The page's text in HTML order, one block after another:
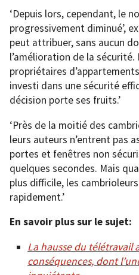
‘Depuis lors, cependant, le
progressivement diminué’,
peut attribuer, sans aucun
l’amélioration de la sécurité.
propriétaires
investi dans une sécurité
décision porte ses fruits.’
‘Près de la moitié des
leurs auteurs n’entrent pas
portes et fenêtres non
quelques secondes. Mais
plus difficile, les
rapidement.’
En savoir plus sur le sujet:
La hausse du télétravail
conséquences, dont